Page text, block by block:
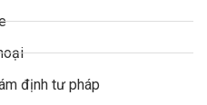
định tư pháp